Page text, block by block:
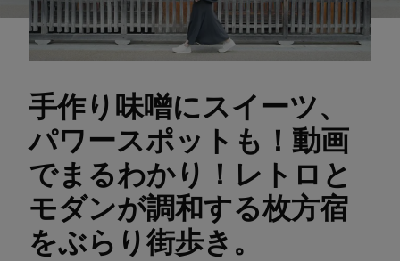
手作り味噌にスイーツ、
パワースポットも！動画
でまるわかり！レトロと
モダンが調和する枚方宿
をぶらり街歩き。